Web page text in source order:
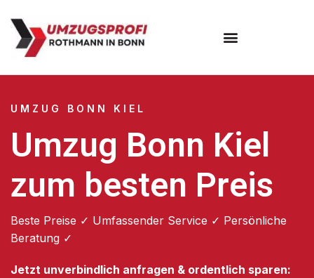
UMZUG BONN KIEL
Umzug Bonn Kiel
zum besten Preis
Beste Preise ✓ Umfassender Service ✓ Persönliche
Beratung ✓
Jetzt unverbindlich anfragen & ordentlich sparen: